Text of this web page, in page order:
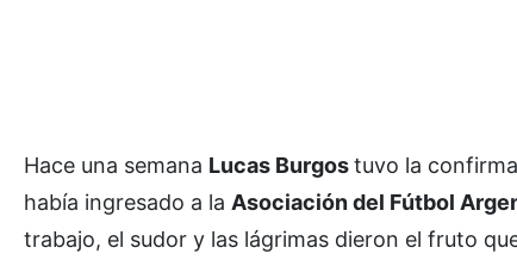
Hace una semana Lucas Burgostuvo la
había ingresado a la Asociación del Fútbol
trabajo, el sudor y las lágrimas dieron el fruto